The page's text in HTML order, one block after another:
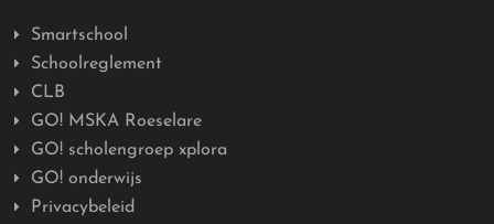
Smartschool
Schoolreglement
CLB
GO! MSKA Roeselare
GO! scholengroep xplora
GO! onderwijs
Privacybeleid